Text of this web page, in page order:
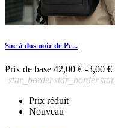
Sac à dos noir de Pc...
Prix de base 42,00 € -3,00 €
star_borderstar_border
Prix réduit
Nouveau